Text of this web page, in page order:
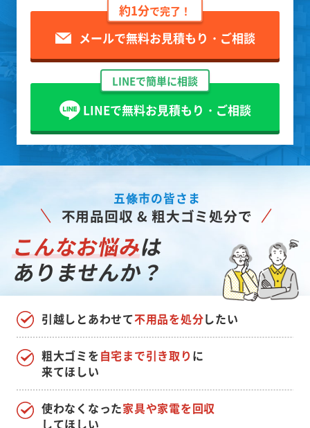
約1分で完了！
メールで無料お見積もり・ご相談
LINEで簡単に相談
LINEで無料お見積もり・ご相談
五條市の皆さま
不用品回収 & 粗大ゴミ処分で
こんなお悩みは
ありませんか？
引越しとあわせて不用品を処分したい
使わなくなった家具や家電を回収
してほしい
粗大ゴミを自宅まで引き取り に
来てほしい